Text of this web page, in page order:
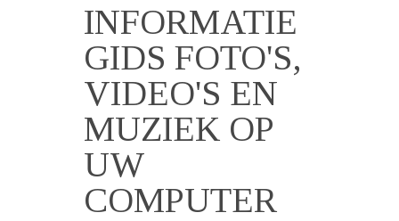
INFORMATIE
GIDS FOTO'S,
VIDEO'S EN
MUZIEK OP
UW
COMPUTER